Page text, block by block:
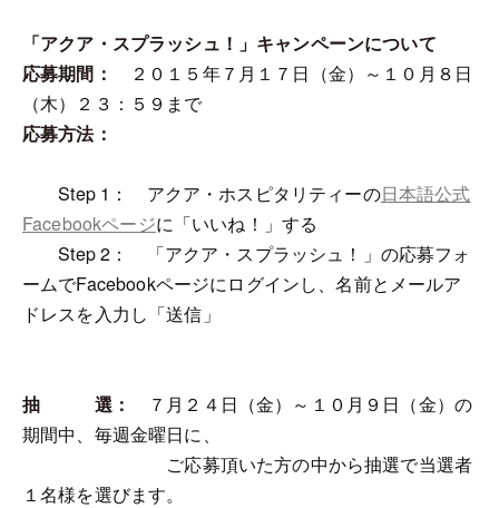
「アクア・スプラッシュ！」キャンペーンについて
応募期間：
２０１５年７月１７日（金）～１０月８日
（木）２３：５９まで
応募方法：
Step 1： アクア・ホスピタリティーの日本語公式
Facebookページに「いいね！」する
Step 2： 「アクア・スプラッシュ！」の応募フォ
ームでFacebookページにログインし、名前とメールア
ドレスを入力し「送信」
抽 選：
７月２４日（金）～１０月９日（金）の
期間中、毎週金曜日に、
ご応募頂いた方の中から抽選で当選者
１名様を選びます。